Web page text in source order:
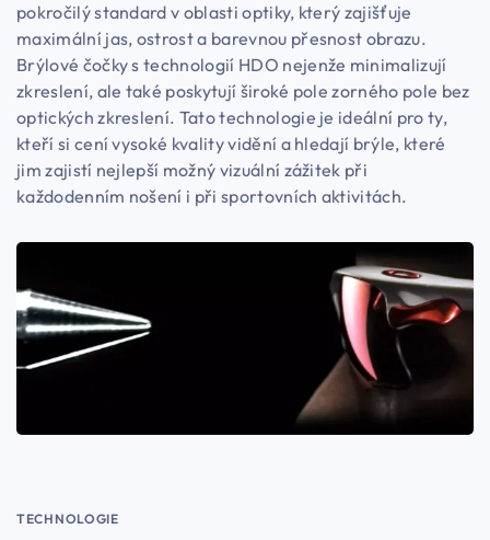
pokročilý standard v oblasti optiky, který zajišťuje
maximální jas, ostrost a barevnou přesnost obrazu.
Brýlové čočky s technologií HDO nejenže minimalizují
zkreslení, ale také poskytují široké pole zorného pole bez
optických zkreslení. Tato technologie je ideální pro ty,
kteří si cení vysoké kvality vidění a hledají brýle, které
jim zajistí nejlepší možný vizuální zážitek při
každodenním nošení i při sportovních aktivitách.
TECHNOLOGIE